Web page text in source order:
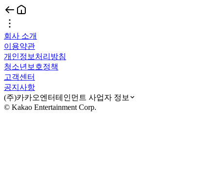
회사 소개
이용약관
개인정보처리방침
청소년보호정책
고객센터
공지사항
(주)카카오엔터테인먼트 사업자 정보
© Kakao Entertainment Corp.